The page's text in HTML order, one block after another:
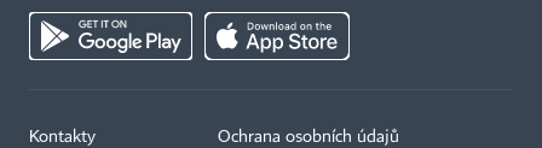
Kontakty Ochrana osobních údajů